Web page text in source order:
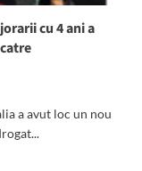
cu 4 ani a
a avut loc un nou